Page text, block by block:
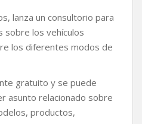
lanza un consultorio para
sobre los vehículos
los diferentes modos de
gratuito y se puede
asunto relacionado sobre
productos,